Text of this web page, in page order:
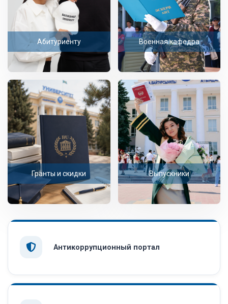
Абитуриенту Военная кафедра
Гранты и скидки Выпускники
Антикоррупционный портал